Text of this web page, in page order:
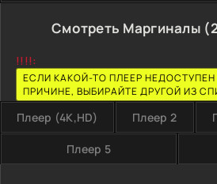
Смотреть Маргиналы
!!!!:
ЕСЛИ КАКОЙ-ТО ПЛЕЕР
ПРИЧИНЕ, ВЫБИРАЙТЕ ДРУГОЙ ИЗ
Плеер (4K,HD) Плеер 2
Плеер 5